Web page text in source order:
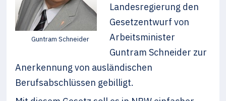
Guntram Schneider
Landesregierung den
Gesetzentwurf von
Arbeitsminister
Guntram Schneider zur
Anerkennung von ausländischen
Berufsabschlüssen gebilligt.